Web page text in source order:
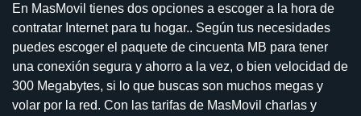
En MasMovil tienes dos opciones a escoger a la hora de
contratar Internet para tu hogar.. Según tus necesidades
puedes escoger el paquete de cincuenta MB para tener
una conexión segura y ahorro a la vez, o bien velocidad de
300 Megabytes, si lo que buscas son muchos megas y
volar por la red. Con las tarifas de MasMovil charlas y